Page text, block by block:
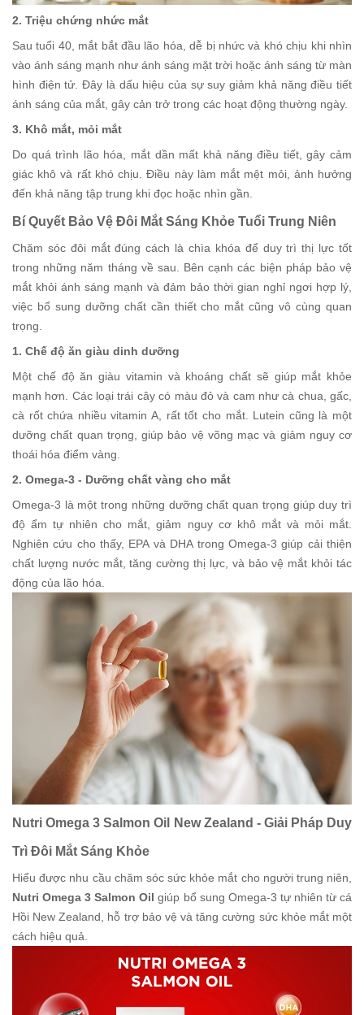
2. Triệu chứng nhức mắt
Sau tuổi 40, mắt bắt đầu lão hóa, dễ bị nhức và khó chịu khi nhìn
vào ánh sáng mạnh như ánh sáng mặt trời hoặc ánh sáng từ màn
hình điện tử. Đây là dấu hiệu của sự suy giảm khả năng điều tiết
ánh sáng của mắt, gây cản trở trong các hoạt động thường ngày.
3. Khô mắt, mỏi mắt
Do quá trình lão hóa, mắt dần mất khả năng điều tiết, gây cảm
giác khô và rất khó chịu. Điều này làm mắt mệt mỏi, ảnh hưởng
đến khả năng tập trung khi đọc hoặc nhìn gần.
Bí Quyết Bảo Vệ Đôi Mắt Sáng Khỏe Tuổi Trung Niên
Chăm sóc đôi mắt đúng cách là chìa khóa để duy trì thị lực tốt
trong những năm tháng về sau. Bên cạnh các biện pháp bảo vệ
mắt khỏi ánh sáng mạnh và đảm bảo thời gian nghỉ ngơi hợp lý,
việc bổ sung dưỡng chất cần thiết cho mắt cũng vô cùng quan
trọng.
1. Chế độ ăn giàu dinh dưỡng
Một chế độ ăn giàu vitamin và khoáng chất sẽ giúp mắt khỏe
mạnh hơn. Các loại trái cây có màu đỏ và cam như cà chua, gấc,
cà rốt chứa nhiều vitamin A, rất tốt cho mắt. Lutein cũng là một
dưỡng chất quan trọng, giúp bảo vệ võng mạc và giảm nguy cơ
thoái hóa điểm vàng.
2. Omega-3 - Dưỡng chất vàng cho mắt
Omega-3 là một trong những dưỡng chất quan trọng giúp duy trì
độ ẩm tự nhiên cho mắt, giảm nguy cơ khô mắt và mỏi mắt.
Nghiên cứu cho thấy, EPA và DHA trong Omega-3 giúp cải thiện
chất lượng nước mắt, tăng cường thị lực, và bảo vệ mắt khỏi tác
động của lão hóa.
Nutri Omega 3 Salmon Oil New Zealand - Giải Pháp Duy
Trì Đôi Mắt Sáng Khỏe
Hiểu được nhu cầu chăm sóc sức khỏe mắt cho người trung niên,
Nutri Omega 3 Salmon Oil giúp bổ sung Omega-3 tự nhiên từ cá
Hồi New Zealand, hỗ trợ bảo vệ và tăng cường sức khỏe mắt một
cách hiệu quả.